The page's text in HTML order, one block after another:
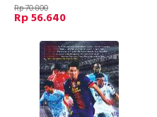
Rp 70.800
Rp 56.640